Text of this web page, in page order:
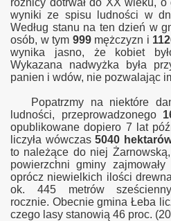
różnicy dotrwał do XX wieku,
wyniki ze spisu ludności w
Według stanu na ten dzień w
osób, w tym 999mężczyzn i
wynika jasno, że kobiet
Wykazana nadwyżka była
panien i wdów, nie pozwalając
Popatrzmy na niektóre
ludności, przeprowadzonego
opublikowane dopiero 7 lat
liczyła wówczas 5040
to należące do niej
powierzchni gminy
oprócz niewielkich ilości
ok. 445 metrów
rocznie. Obecnie gmina Łeba
czego lasy stanowią 46 proc.